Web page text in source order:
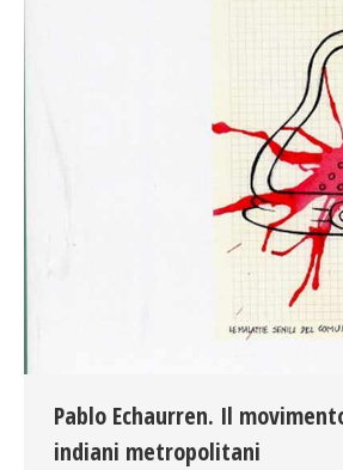
Pablo Echaurren. Il
indiani metropolitani